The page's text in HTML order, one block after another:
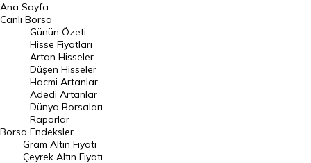
BIST 100 Hisseleri
En Çok Artan Hisseler
En Çok Düşen Hisseler
Hacmi Artanlar
Geçmiş Kapanışlar
Dünya Borsaları
Raporlar
Ana Sayfa
Canlı Borsa
Borsa
Günün Özeti
Hisse Fiyatları
Artan Hisseler
Düşen Hisseler
Hacmi Artanlar
Adedi Artanlar
Dünya Borsaları
Raporlar
Endeksler
Gram Altın Fiyatı
Çeyrek Altın Fiyatı